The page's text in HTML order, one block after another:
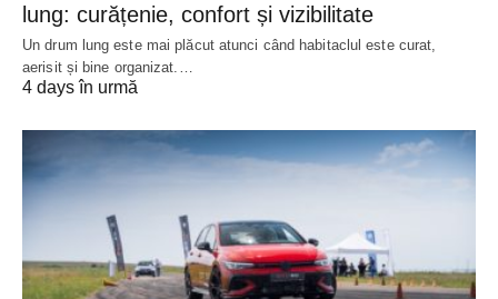
lung: curățenie, confort și vizibilitate
Un drum lung este mai plăcut atunci când habitaclul este curat,
aerisit și bine organizat.…
4 days în urmă